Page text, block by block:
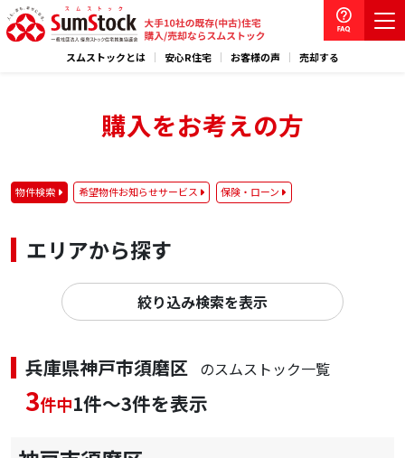
スムストックとは 安心R住宅 お客様の声 売却する
購入をお考えの方
物件検索 希望物件お知らせサービス 保険・ローン
エリアから探す
絞り込み検索を表示
兵庫県神戸市須磨区 のスムストック一覧
3件中1件～3件を表示